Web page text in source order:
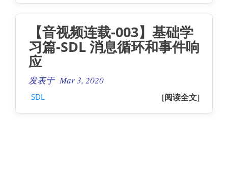
【音视频连载-003】基础学
习篇-SDL 消息循环和事件响
应
发表于 Mar 3, 2020
[阅读全文]
SDL